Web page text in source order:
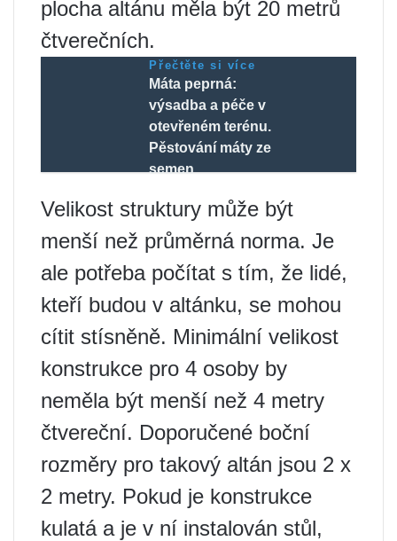
plocha altánu měla být 20 metrů
čtverečních.
Přečtěte si více
Máta peprná:
výsadba a péče v
otevřeném terénu.
Pěstování máty ze
semen
Velikost struktury může být
menší než průměrná norma. Je
ale potřeba počítat s tím, že lidé,
kteří budou v altánku, se mohou
cítit stísněně. Minimální velikost
konstrukce pro 4 osoby by
neměla být menší než 4 metry
čtvereční. Doporučené boční
rozměry pro takový altán jsou 2 x
2 metry. Pokud je konstrukce
kulatá a je v ní instalován stůl,